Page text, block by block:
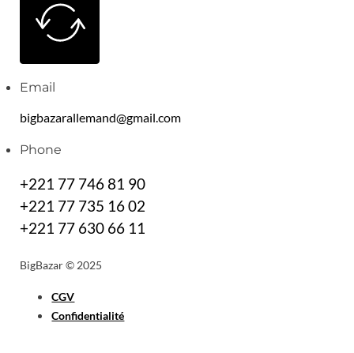
Email
bigbazarallemand@gmail.com
Phone
+221 77 746 81 90
+221 77 735 16 02
+221 77 630 66 11
BigBazar © 2025
CGV
Confidentialité